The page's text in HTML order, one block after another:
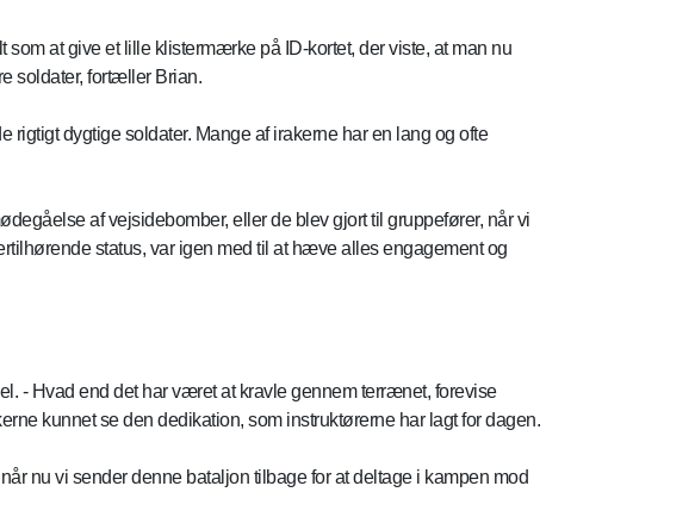
at give et lille klistermærke på ID-kortet, der viste, at man nu
soldater, fortæller Brian.
rigtigt dygtige soldater. Mange af irakerne har en lang og ofte
af vejsidebomber, eller de blev gjort til gruppefører, når vi
status, var igen med til at hæve alles engagement og
- Hvad end det har været at kravle gennem terrænet, forevise
kunnet se den dedikation, som instruktørerne har lagt for dagen.
nu vi sender denne bataljon tilbage for at deltage i kampen mod